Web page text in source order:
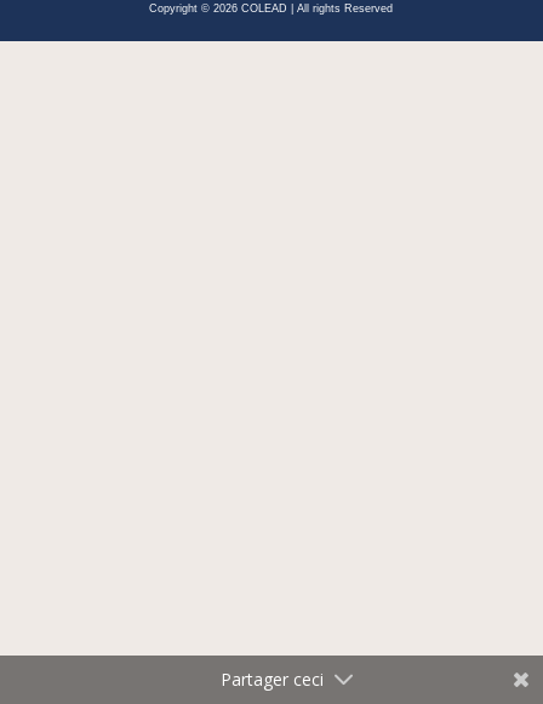
Copyright © 2026 COLEAD | All rights Reserved
Partager ceci